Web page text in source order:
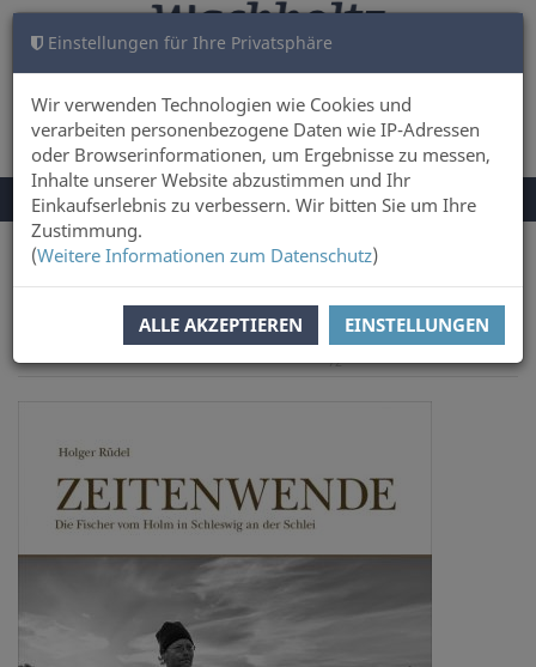
Einstellungen für Ihre Privatsphäre
Wir verwenden Technologien wie Cookies und
verarbeiten personenbezogene Daten wie IP-Adressen
oder Browserinformationen, um Ergebnisse zu messen,
Inhalte unserer Website abzustimmen und Ihr
Einkaufserlebnis zu verbessern. Wir bitten Sie um Ihre
Zustimmung.
(Weitere Informationen zum Datenschutz)
ALLE AKZEPTIEREN EINSTELLUNGEN
ANMELDEN WARENKORB 0
NAVIGATION
UMSCHALTEN
Menü
Sie sind hier:
Artikel zurück
Artikel 46 von
72
nächster Artikel